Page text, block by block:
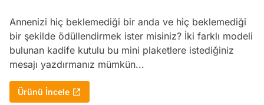
Annenizi hiç beklemediği bir anda ve hiç beklemediği
bir şekilde ödüllendirmek ister misiniz? İki farklı modeli
bulunan kadife kutulu bu mini plaketlere istediğiniz
mesajı yazdırmanız mümkün...
Ürünü İncele